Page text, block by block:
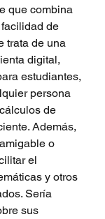
que combina
de
trata de una
digital,
estudiantes,
persona
de
Además,
o
el
y otros
Sería
sus